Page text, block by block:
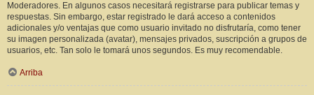
Moderadores. En algunos casos necesitará registrarse para publicar temas y
respuestas. Sin embargo, estar registrado le dará acceso a contenidos
adicionales y/o ventajas que como usuario invitado no disfrutaría, como tener
su imagen personalizada (avatar), mensajes privados, suscripción a grupos de
usuarios, etc. Tan solo le tomará unos segundos. Es muy recomendable.
Arriba